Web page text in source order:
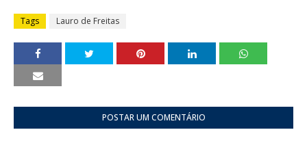
Tags Lauro de Freitas
POSTAR UM COMENTÁRIO